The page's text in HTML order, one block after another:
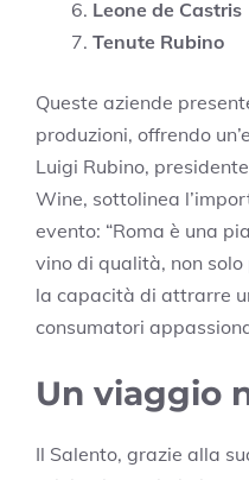
Leone de Castris
Tenute Rubino
Queste aziende
produzioni, offrendo
Luigi Rubino,
Wine, sottolinea
evento: “Roma è una
vino di qualità, non
la capacità di attrarre
consumatori
Un viaggio
Il Salento, grazie alla